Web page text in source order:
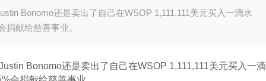
Bonomo还是卖出了自己在WSOP 1,111,111美元买入一滴水
献给慈善事业。
Bonomo还是卖出了自己在WSOP 1,111,111美元买入一滴